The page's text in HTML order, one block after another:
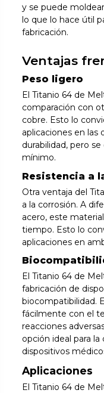
y se puede
lo que lo hace útil
fabricación.
Ventajas
Peso ligero
El Titanio 64 de
comparación con
cobre. Esto lo
aplicaciones en las
durabilidad, pero
mínimo.
Resistencia a
Otra ventaja del
a la corrosión. A
acero, este
tiempo. Esto lo
aplicaciones en
El Titanio 64 de
fabricación de
biocompatibilidad.
fácilmente con el
reacciones
opción ideal para
dispositivos
Aplicaciones
El Titanio 64 de